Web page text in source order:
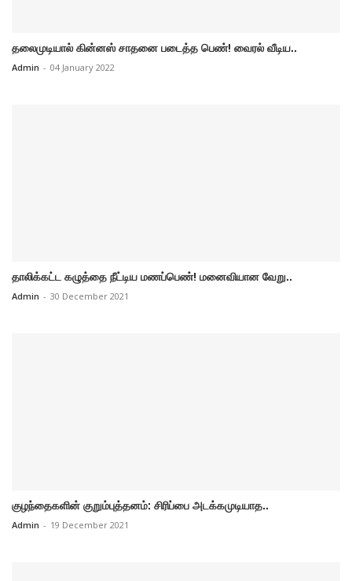
தலைமுடியால் கின்னஸ் சாதனை படைத்த பெண்! வைரல் வீடிய..
Admin - 04 January 2022
தாலிக்கட்ட கழுத்தை நீட்டிய மணப்பெண்! மனைவியான வேறு..
Admin - 30 December 2021
குழந்தைகளின் குறும்புத்தனம்: சிரிப்பை அடக்கமுடியாத..
Admin - 19 December 2021